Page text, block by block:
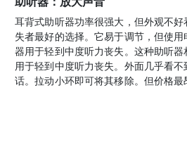
耳背式助听器功率很强大，但外观不
失者最好的选择。它易于调节，但使
器用于轻到中度听力丧失。这种助听
用于轻到中度听力丧失。外面几乎看
话。拉动小环即可将其移除。但价格最